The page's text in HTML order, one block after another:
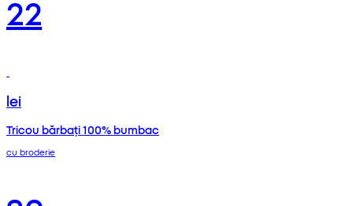
22
lei
Tricou bărbați 100% bumbac
cu broderie